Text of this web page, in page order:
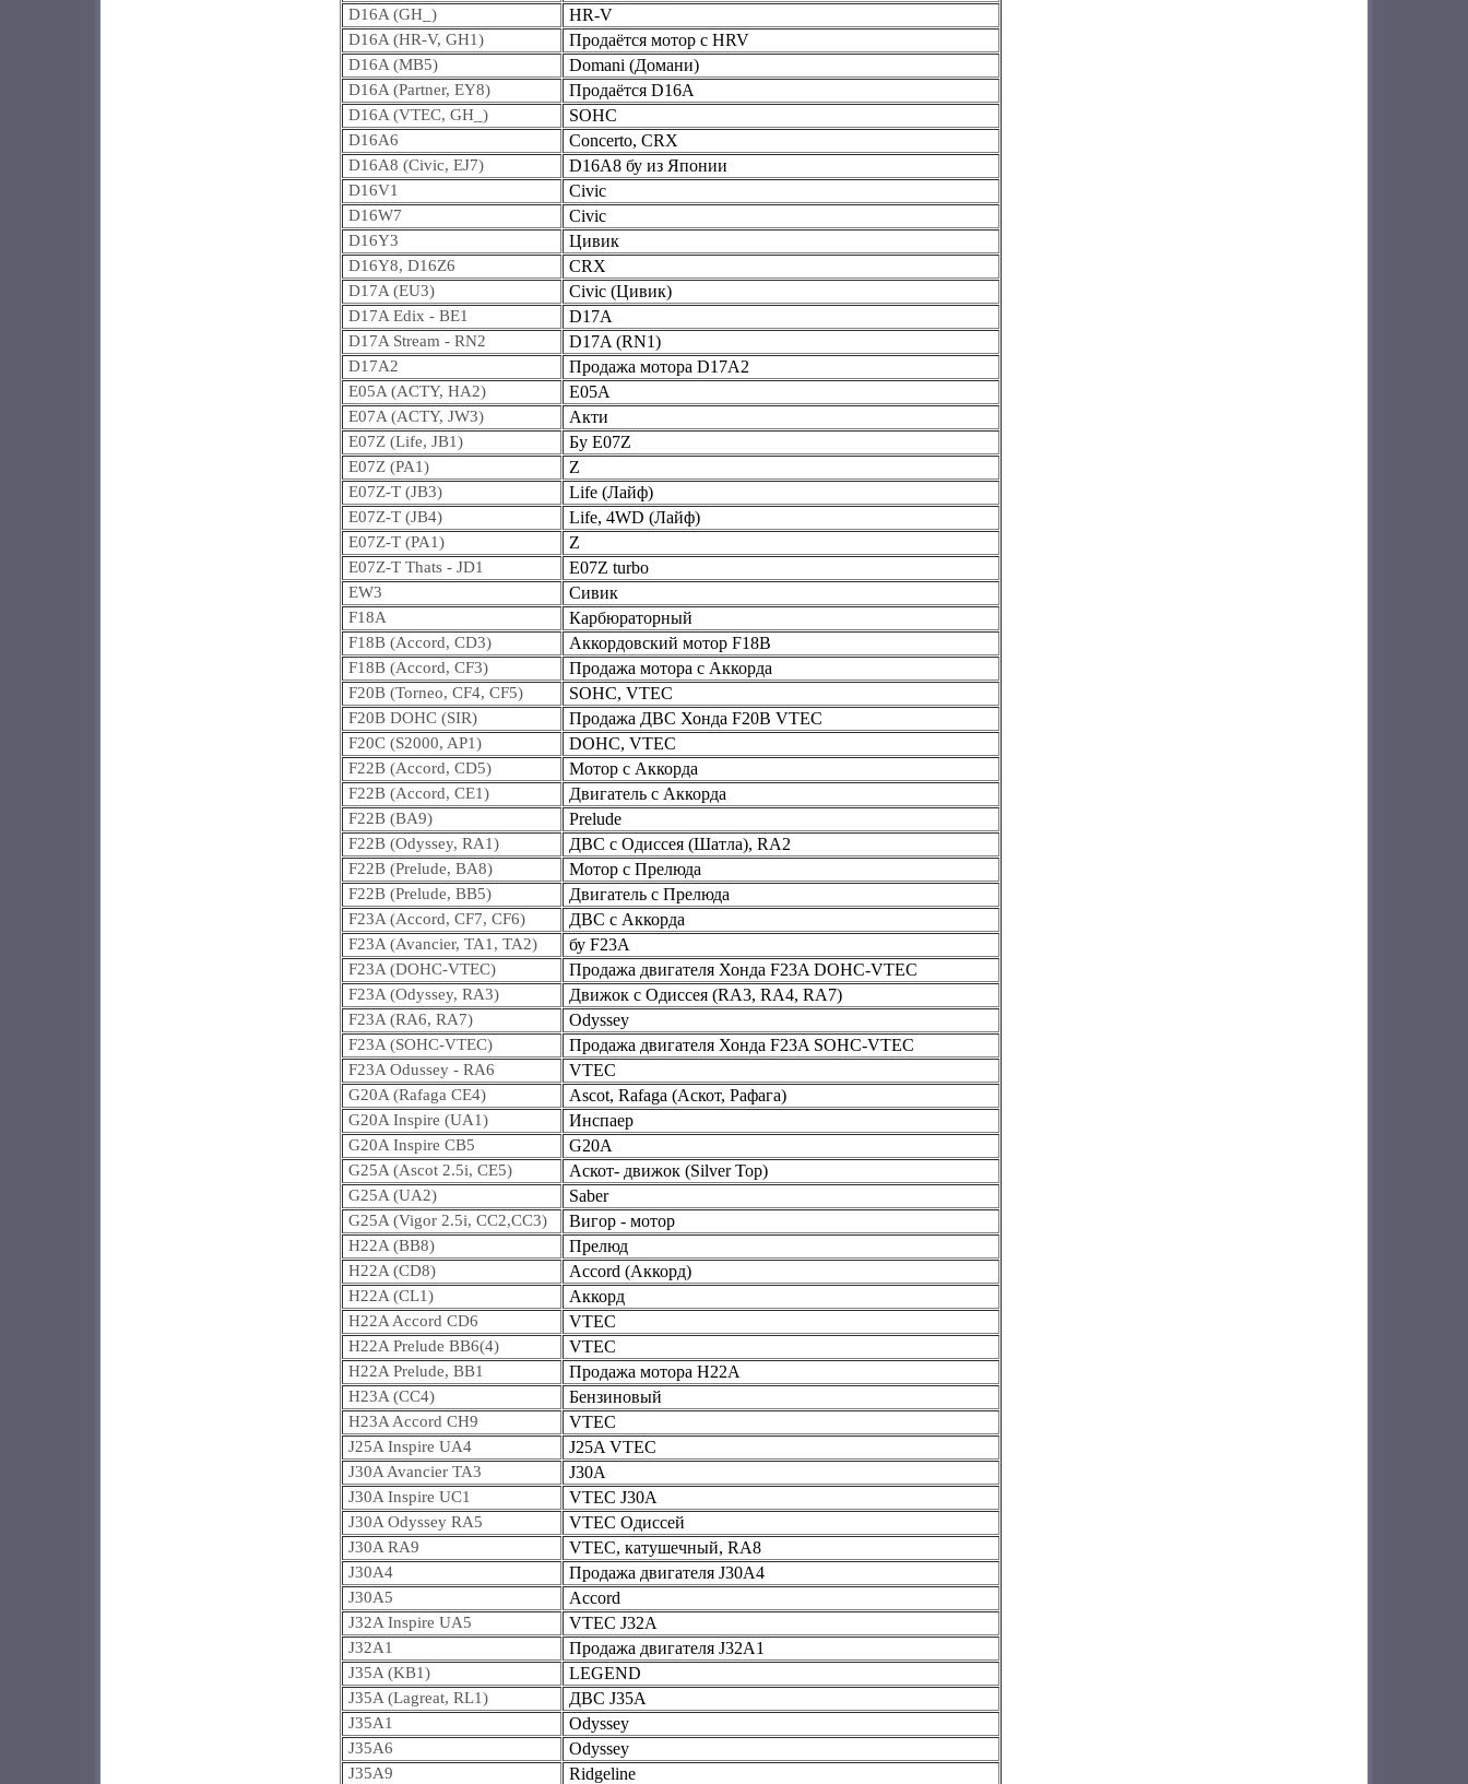
D16A (GH_) HR-V
D16A (HR-V, GH1) Продаётся мотор с HRV
D16A (MB5) Domani (Домани)
D16A (Partner, EY8) Продаётся D16A
D16A (VTEC, GH_) SOHC
D16A6 Concerto, CRX
D16A8 (Civic, EJ7) D16A8 бу из Японии
D16V1 Civic
D16W7 Civic
D16Y3 Цивик
D16Y8, D16Z6 CRX
D17A (EU3) Civic (Цивик)
D17A Edix - BE1 D17A
D17A Stream - RN2 D17A (RN1)
D17A2 Продажа мотора D17A2
E05A (ACTY, HA2) Е05А
E07A (ACTY, JW3) Акти
E07Z (Life, JB1) Бу E07Z
E07Z (PA1) Z
E07Z-T (JB3) Life (Лайф)
E07Z-T (JB4) Life, 4WD (Лайф)
E07Z-T (PA1) Z
E07Z-T Thats - JD1 E07Z turbo
EW3 Сивик
F18A Карбюраторный
F18B (Accord, CD3) Аккордовский мотор F18B
F18B (Accord, CF3) Продажа мотора с Аккорда
F20B (Torneo, CF4, CF5) SOHC, VTEC
F20B DOHC (SIR) Продажа ДВС Хонда F20B VTEC
F20C (S2000, AP1) DOHC, VTEC
F22B (Accord, CD5) Мотор с Аккорда
F22B (Accord, CE1) Двигатель с Аккорда
F22B (BA9) Prelude
F22B (Odyssey, RA1) ДВС с Одиссея (Шатла), RA2
F22B (Prelude, BA8) Мотор с Прелюда
F22B (Prelude, BB5) Двигатель с Прелюда
F23A (Accord, CF7, CF6) ДВС с Аккорда
F23A (Avancier, TA1, TA2) бу F23A
F23A (DOHC-VTEC) Продажа двигателя Хонда F23A DOHC-VTEC
F23A (Odyssey, RA3) Движок с Одиссея (RA3, RA4, RA7)
F23A (RA6, RA7) Odyssey
F23A (SOHC-VTEC) Продажа двигателя Хонда F23A SOHC-VTEC
F23A Odussey - RA6 VTEC
G20A (Rafaga CE4) Ascot, Rafaga (Аскот, Рафага)
G20A Inspire (UA1) Инспаер
G20A Inspire CB5 G20A
G25A (Ascot 2.5i, CE5) Аскот- движок (Silver Top)
G25A (UA2) Saber
G25A (Vigor 2.5i, CC2,CC3) Вигор - мотор
H22A (BB8) Прелюд
H22A (CD8) Accord (Аккорд)
H22A (CL1) Аккорд
H22A Accord CD6 VTEC
H22A Prelude BB6(4) VTEC
H22A Prelude, BB1 Продажа мотора H22A
H23A (CC4) Бензиновый
H23A Accord CH9 VTEC
J25A Inspire UA4 J25A VTEC
J30A Avancier TA3 J30A
J30A Inspire UC1 VTEC J30A
J30A Odyssey RA5 VTEC Одиссей
J30A RA9 VTEC, катушечный, RA8
J30A4 Продажа двигателя J30A4
J30A5 Accord
J32A Inspire UA5 VTEC J32A
J32A1 Продажа двигателя J32A1
J35A (KB1) LEGEND
J35A (Lagreat, RL1) ДВС J35A
J35A1 Odyssey
J35A6 Odyssey
J35A9 Ridgeline